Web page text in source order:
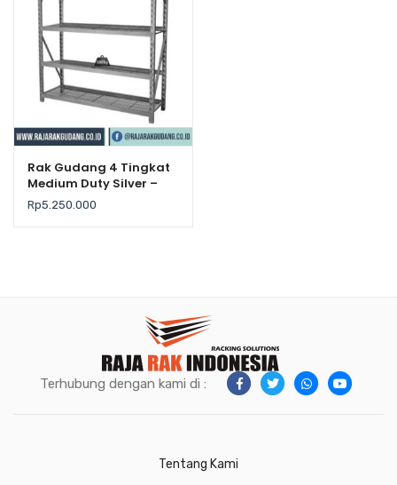
Rak Gudang 4 Tingkat
Medium Duty Silver –
Krisbow
Rp5.250.000
Terhubung dengan kami di :
Tentang Kami